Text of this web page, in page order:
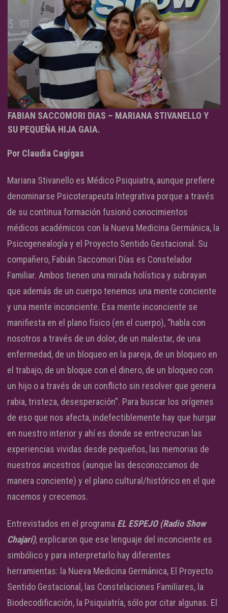
FABIAN SACCOMORI DIAS – MARIANA STIVANELLO Y
SU PEQUEÑA HIJA GAIA.
Por Claudia Cagigas
Mariana Stivanello es Médico Psiquiatra, aunque prefiere
denominarse Psicoterapeuta Integrativa porque a través
de su continua formación fusionó conocimientos
médicos académicos con la Nueva Medicina Germánica, la
Psicogenealogía y el Proyecto Sentido Gestacional. Su
compañero, Fabián Saccomori Días es Constelador
Familiar. Ambos tienen una mirada holística y subrayan
que además de un cuerpo tenemos una mente conciente
y una mente inconciente. Esa mente inconciente se
manifiesta en el plano físico (en el cuerpo), “habla con
nosotros a través de un dolor, de un malestar, de una
enfermedad, de un bloqueo en la pareja, de un bloqueo en
el trabajo, de un bloque con el dinero, de un bloqueo con
un hijo o a través de un conflicto sin resolver que genera
rabia, tristeza, desesperación”. Para buscar los orígenes
de eso que nos afecta, indefectiblemente hay que hurgar
en nuestro interior y ahí es donde se entrecruzan las
experiencias vividas desde pequeños, las memorias de
nuestros ancestros (aunque las desconozcamos de
manera conciente) y el plano cultural/histórico en el que
nacemos y crecemos.
Entrevistados en el programa EL ESPEJO (Radio Show
Chajarí), explicaron que ese lenguaje del inconciente es
simbólico y para interpretarlo hay diferentes
herramientas: la Nueva Medicina Germánica, El Proyecto
Sentido Gestacional, las Constelaciones Familiares, la
Biodecodificación, la Psiquiatría, sólo por citar algunas. El